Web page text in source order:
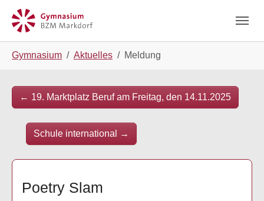
Gymnasium Aktuelles Meldung
← 19. Marktplatz Beruf am Freitag, den 14.11.2025
Schule international →
Poetry Slam